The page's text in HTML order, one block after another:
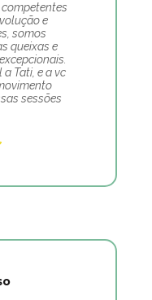
e
somos
queixas e
Tati, e a vc
sessões